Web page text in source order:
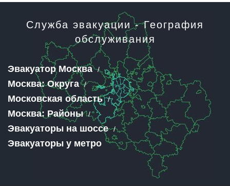
Служба эвакуации - География
обслуживания
Эвакуатор Москва
Москва: Округа
Московская область
Москва: Районы
Эвакуаторы на шоссе
Эвакуаторы у метро